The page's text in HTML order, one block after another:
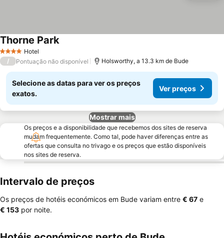
4 EstrelasHotel
Thorne Park
/ Pontuação não disponível Holsworthy, a 13.3 km de Bude
Selecione as datas para ver os preços
exatos.
Ver preços
Mostrar mais
Os preços e a disponibilidade que recebemos dos sites de reserva
mudam frequentemente. Como tal, pode haver diferenças entre as
ofertas que consulta no trivago e os preços que estão disponíveis
nos sites de reserva.
Intervalo de preços
Os preços de hotéis económicos em Bude variam entre ‎€ 67 e
‎€ 153 por noite.